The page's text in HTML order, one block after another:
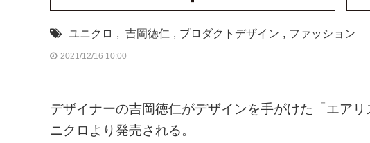
ユニクロ , 吉岡徳仁 , プロダクトデザイン , ファッション
2021/12/16 10:00
デザイナーの吉岡徳仁がデザインを手がけた「エア
ニクロより発売される。